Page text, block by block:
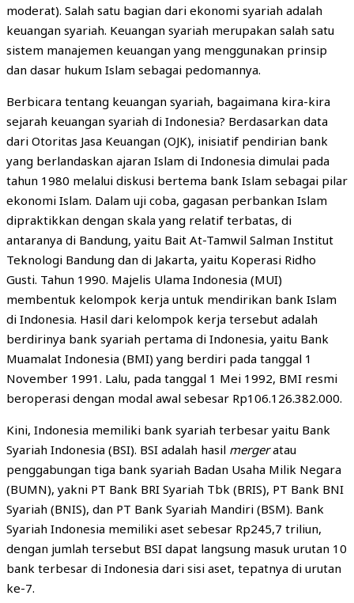
moderat). Salah satu bagian dari ekonomi syariah adalah
keuangan syariah. Keuangan syariah merupakan salah satu
sistem manajemen keuangan yang menggunakan prinsip
dan dasar hukum Islam sebagai pedomannya.
Berbicara tentang keuangan syariah, bagaimana kira-kira
sejarah keuangan syariah di Indonesia? Berdasarkan data
dari Otoritas Jasa Keuangan (OJK), inisiatif pendirian bank
yang berlandaskan ajaran Islam di Indonesia dimulai pada
tahun 1980 melalui diskusi bertema bank Islam sebagai pilar
ekonomi Islam. Dalam uji coba, gagasan perbankan Islam
dipraktikkan dengan skala yang relatif terbatas, di
antaranya di Bandung, yaitu Bait At-Tamwil Salman Institut
Teknologi Bandung dan di Jakarta, yaitu Koperasi Ridho
Gusti. Tahun 1990. Majelis Ulama Indonesia (MUI)
membentuk kelompok kerja untuk mendirikan bank Islam
di Indonesia. Hasil dari kelompok kerja tersebut adalah
berdirinya bank syariah pertama di Indonesia, yaitu Bank
Muamalat Indonesia (BMI) yang berdiri pada tanggal 1
November 1991. Lalu, pada tanggal 1 Mei 1992, BMI resmi
beroperasi dengan modal awal sebesar Rp106.126.382.000.
Kini, Indonesia memiliki bank syariah terbesar yaitu Bank
Syariah Indonesia (BSI). BSI adalah hasil mergeratau
penggabungan tiga bank syariah Badan Usaha Milik Negara
(BUMN), yakni PT Bank BRI Syariah Tbk (BRIS), PT Bank BNI
Syariah (BNIS), dan PT Bank Syariah Mandiri (BSM). Bank
Syariah Indonesia memiliki aset sebesar Rp245,7 triliun,
dengan jumlah tersebut BSI dapat langsung masuk urutan 10
bank terbesar di Indonesia dari sisi aset, tepatnya di urutan
ke-7.